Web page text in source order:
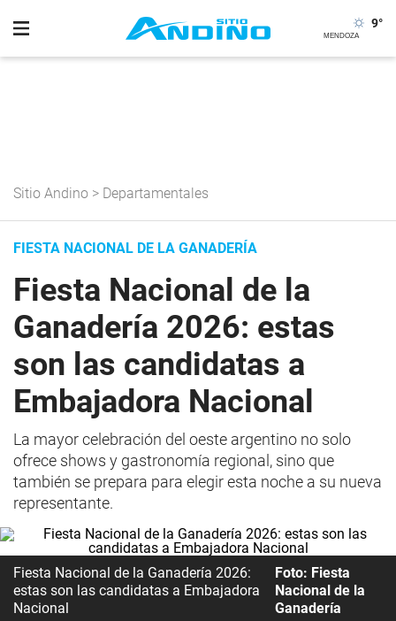
9°
Sitio Andino > Departamentales
FIESTA NACIONAL DE LA GANADERÍA
Fiesta Nacional de la
Ganadería 2026: estas
son las candidatas a
Embajadora Nacional
La mayor celebración del oeste argentino no solo
ofrece shows y gastronomía regional, sino que
también se prepara para elegir esta noche a su nueva
representante.
Fiesta Nacional de la Ganadería 2026:
estas son las candidatas a Embajadora
Nacional
Foto: Fiesta
Nacional de la
Ganadería